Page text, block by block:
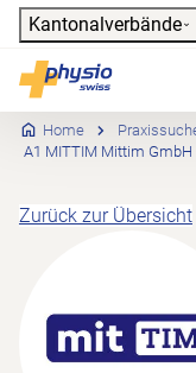
Header
Kantonalverbände
Physioswiss
Home
A1 MITTIM Mittim
Zurück zur Übersicht